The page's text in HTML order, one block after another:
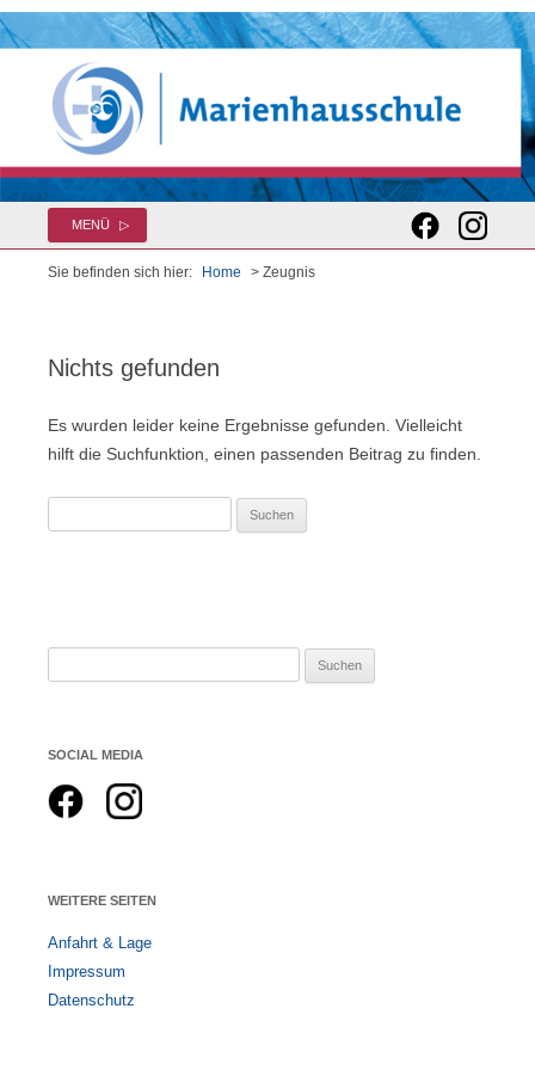
MENÜ
Sie befinden sich hier: Home > Zeugnis
Nichts gefunden
Es wurden leider keine Ergebnisse gefunden. Vielleicht
hilft die Suchfunktion, einen passenden Beitrag zu finden.
nach:
nach:
SOCIAL MEDIA
WEITERE SEITEN
Anfahrt & Lage
Impressum
Datenschutz